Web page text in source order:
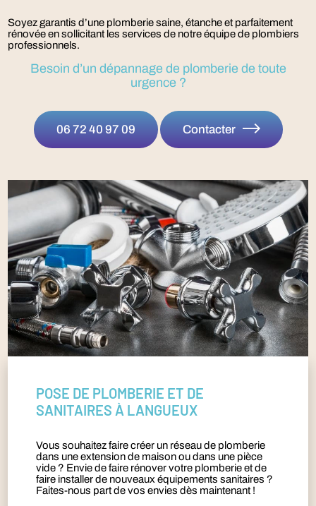
Soyez garantis d’une plomberie saine, étanche et parfaitement
rénovée en sollicitant les services de notre équipe de plombiers
professionnels.
Besoin d’un dépannage de plomberie de toute
urgence ?
06 72 40 97 09 Contacter
POSE DE PLOMBERIE ET DE
SANITAIRES À LANGUEUX
Vous souhaitez faire créer un réseau de plomberie
dans une extension de maison ou dans une pièce
vide ? Envie de faire rénover votre plomberie et de
faire installer de nouveaux équipements sanitaires ?
Faites-nous part de vos envies dès maintenant !